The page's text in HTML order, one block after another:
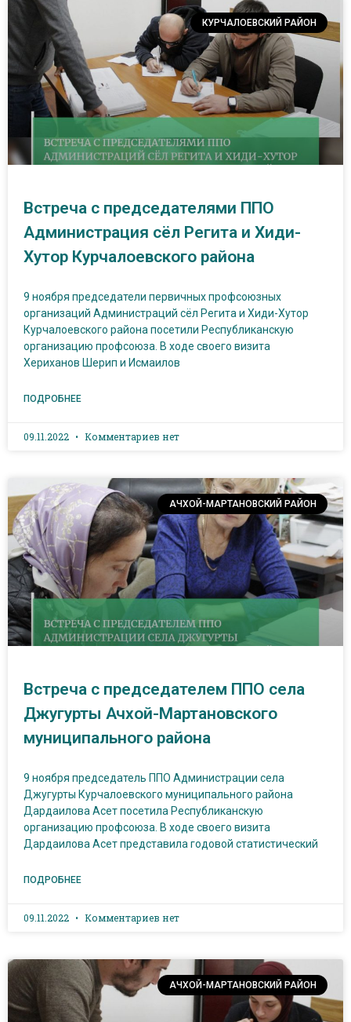
КУРЧАЛОЕВСКИЙ РАЙОН
Встреча с председателями ППО
Администрация сёл Регита и Хиди-
Хутор Курчалоевского района
9 ноября председатели первичных профсоюзных
организаций Администраций сёл Регита и Хиди-Хутор
Курчалоевского района посетили Республиканскую
организацию профсоюза. В ходе своего визита
Хериханов Шерип и Исмаилов
ПОДРОБНЕЕ
09.11.2022 Комментариев нет
АЧХОЙ-МАРТАНОВСКИЙ РАЙОН
Встреча с председателем ППО села
Джугурты Ачхой-Мартановского
муниципального района
9 ноября председатель ППО Администрации села
Джугурты Курчалоевского муниципального района
Дардаилова Асет посетила Республиканскую
организацию профсоюза. В ходе своего визита
Дардаилова Асет представила годовой статистический
ПОДРОБНЕЕ
09.11.2022 Комментариев нет
АЧХОЙ-МАРТАНОВСКИЙ РАЙОН